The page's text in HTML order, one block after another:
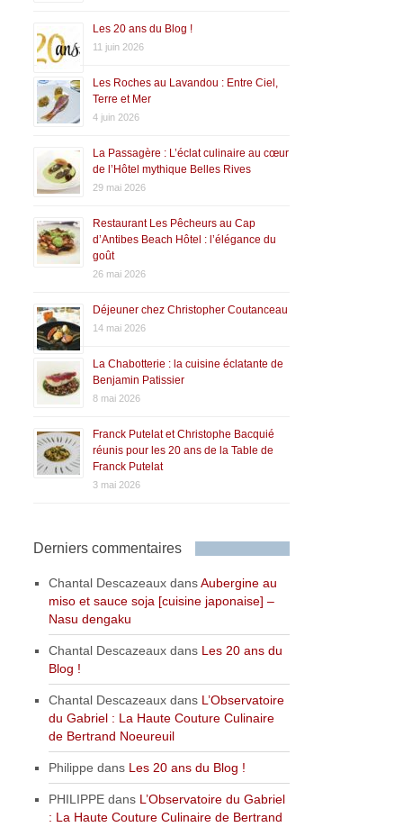
Les 20 ans du Blog !
11 juin 2026
Les Roches au Lavandou : Entre Ciel,
Terre et Mer
4 juin 2026
La Passagère : L’éclat culinaire au cœur
de l’Hôtel mythique Belles Rives
29 mai 2026
Restaurant Les Pêcheurs au Cap
d’Antibes Beach Hôtel : l’élégance du
goût
26 mai 2026
Déjeuner chez Christopher Coutanceau
14 mai 2026
La Chabotterie : la cuisine éclatante de
Benjamin Patissier
8 mai 2026
Franck Putelat et Christophe Bacquié
réunis pour les 20 ans de la Table de
Franck Putelat
3 mai 2026
Derniers commentaires
Chantal Descazeaux dansAubergine au
miso et sauce soja [cuisine japonaise] –
Nasu dengaku
Chantal Descazeaux dans Les 20 ans du
Blog !
Chantal Descazeaux dans L’Observatoire
du Gabriel : La Haute Couture Culinaire
de Bertrand Noeureuil
Philippe dans Les 20 ans du Blog !
PHILIPPE dans L’Observatoire du Gabriel
: La Haute Couture Culinaire de Bertrand